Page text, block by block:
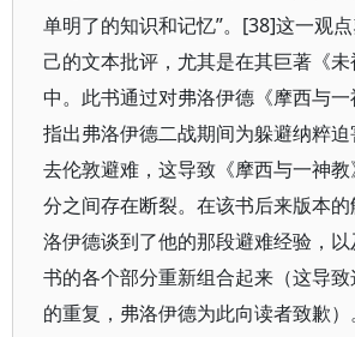
单明了的知识和记忆”。[38]这一观
己的文本批评，尤其是在其巨著《未
中。此书通过对弗洛伊德《摩西与一
指出弗洛伊德二战期间为躲避纳粹
去伦敦避难，这导致《摩西与一神
分之间存在断裂。在该书后来版本
洛伊德谈到了他的那段避难经验，
书的各个部分重新组合起来（这导
的重复，弗洛伊德为此向读者致歉